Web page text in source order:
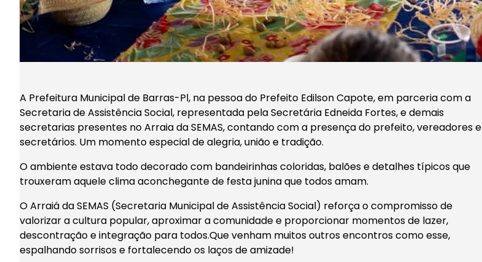
A Prefeitura Municipal de Barras-Pl, na pessoa do Prefeito Edilson Capote, em parceria com a
Secretaria de Assistência Social, representada pela Secretária Edneida Fortes, e demais
secretarias presentes no Arraia da SEMAS, contando com a presença do prefeito, vereadores e
secretários. Um momento especial de alegria, união e tradição.
O ambiente estava todo decorado com bandeirinhas coloridas, balões e detalhes típicos que
trouxeram aquele clima aconchegante de festa junina que todos amam.
O Arraiá da SEMAS (Secretaria Municipal de Assistência Social) reforça o compromisso de
valorizar a cultura popular, aproximar a comunidade e proporcionar momentos de lazer,
descontração e integração para todos.Que venham muitos outros encontros como esse,
espalhando sorrisos e fortalecendo os laços de amizade!